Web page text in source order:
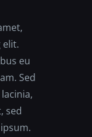
elit.
eu
Sed
sed